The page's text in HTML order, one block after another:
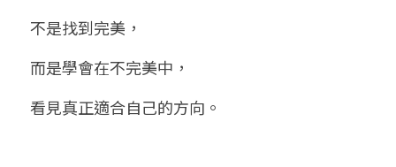
不是找到完美，
而是學會在不完美中，
看見真正適合自己的方向。